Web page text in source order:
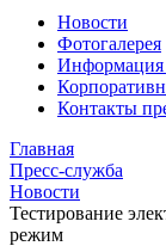
Новости
Фотогалерея
Контакты
Главная
Пресс-служба
Новости
Тестирование
режим